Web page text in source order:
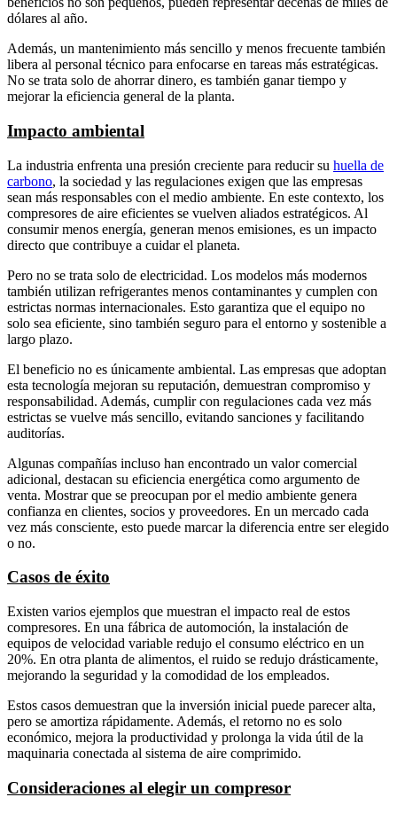
dólares al año.
Además, un mantenimiento más sencillo y menos frecuente también
libera al personal técnico para enfocarse en tareas más estratégicas.
No se trata solo de ahorrar dinero, es también ganar tiempo y
mejorar la eficiencia general de la planta.
Impacto ambiental
La industria enfrenta una presión creciente para reducir su huella de
carbono, la sociedad y las regulaciones exigen que las empresas
sean más responsables con el medio ambiente. En este contexto, los
compresores de aire eficientes se vuelven aliados estratégicos. Al
consumir menos energía, generan menos emisiones, es un impacto
directo que contribuye a cuidar el planeta.
Pero no se trata solo de electricidad. Los modelos más modernos
también utilizan refrigerantes menos contaminantes y cumplen con
estrictas normas internacionales. Esto garantiza que el equipo no
solo sea eficiente, sino también seguro para el entorno y sostenible a
largo plazo.
El beneficio no es únicamente ambiental. Las empresas que adoptan
esta tecnología mejoran su reputación, demuestran compromiso y
responsabilidad. Además, cumplir con regulaciones cada vez más
estrictas se vuelve más sencillo, evitando sanciones y facilitando
auditorías.
Algunas compañías incluso han encontrado un valor comercial
adicional, destacan su eficiencia energética como argumento de
venta. Mostrar que se preocupan por el medio ambiente genera
confianza en clientes, socios y proveedores. En un mercado cada
vez más consciente, esto puede marcar la diferencia entre ser elegido
o no.
Casos de éxito
Existen varios ejemplos que muestran el impacto real de estos
compresores. En una fábrica de automoción, la instalación de
equipos de velocidad variable redujo el consumo eléctrico en un
20%. En otra planta de alimentos, el ruido se redujo drásticamente,
mejorando la seguridad y la comodidad de los empleados.
Estos casos demuestran que la inversión inicial puede parecer alta,
pero se amortiza rápidamente. Además, el retorno no es solo
económico, mejora la productividad y prolonga la vida útil de la
maquinaria conectada al sistema de aire comprimido.
Consideraciones al elegir un compresor